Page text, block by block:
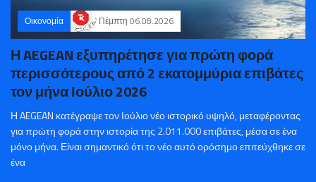
Οικονομία Πέμπτη 06.08.2026
Η AEGEAN εξυπηρέτησε για πρώτη φορά
περισσότερους από 2 εκατομμύρια επιβάτες
τον μήνα Ιούλιο 2026
Η AEGEAN κατέγραψε τον Ιούλιο νέο ιστορικό υψηλό, μεταφέροντας
για πρώτη φορά στην ιστορία της 2.011.000 επιβάτες, μέσα σε ένα
μόνο μήνα. Είναι σημαντικό ότι το νέο αυτό ορόσημο επιτεύχθηκε σε
ένα